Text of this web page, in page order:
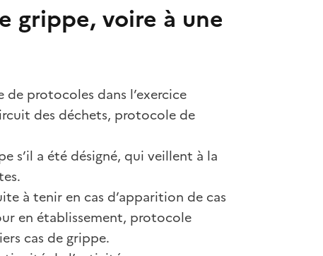
grippe, voire à une
de protocoles dans l’exercice
des déchets, protocole de
s’il a été désigné, qui veillent à la
à tenir en cas d’apparition de cas
en établissement, protocole
cas de grippe.